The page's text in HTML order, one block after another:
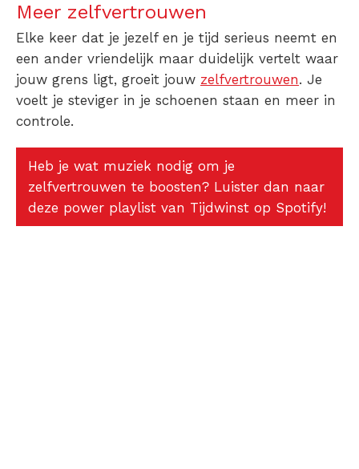
Meer zelfvertrouwen
Elke keer dat je jezelf en je tijd serieus neemt en
een ander vriendelijk maar duidelijk vertelt waar
jouw grens ligt, groeit jouw zelfvertrouwen. Je
voelt je steviger in je schoenen staan en meer in
controle.
Heb je wat muziek nodig om je
zelfvertrouwen te boosten? Luister dan naar
deze power playlist van Tijdwinst op Spotify!